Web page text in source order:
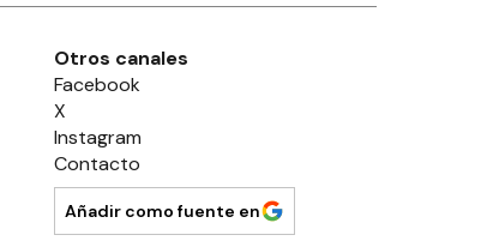
Otros canales
Facebook
X
Instagram
Contacto
Añadir como fuente en